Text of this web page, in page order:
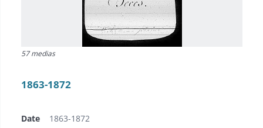
57 medias
1863-1872
Date 1863-1872